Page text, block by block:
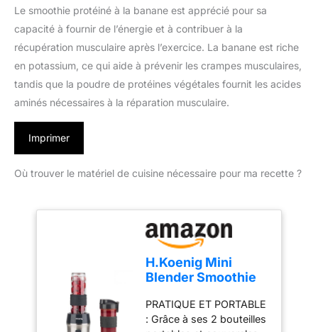
Le smoothie protéiné à la banane est apprécié pour sa
capacité à fournir de l’énergie et à contribuer à la
récupération musculaire après l’exercice. La banane est riche
en potassium, ce qui aide à prévenir les crampes musculaires,
tandis que la poudre de protéines végétales fournit les acides
aminés nécessaires à la réparation musculaire.
Imprimer
Où trouver le matériel de cuisine nécessaire pour ma recette ?
H.Koenig Mini
Blender Smoothie
570ml, 300W, 4
Lames Inox, sans
PRATIQUE ET PORTABLE
: Grâce à ses 2 bouteilles